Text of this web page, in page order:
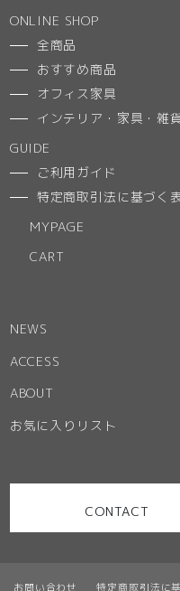
お問い合わせ 特定商取引法に
ONLINE SHOP
全商品
おすすめ商品
オフィス家具
インテリア・家具・雑
GUIDE
ご利用ガイド
特定商取引法に基づく
MYPAGE
CART
NEWS
ACCESS
ABOUT
お気に入りリスト
CONTACT